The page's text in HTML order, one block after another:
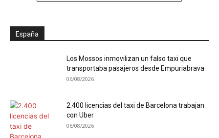
España
Los Mossos inmovilizan un falso taxi que
transportaba pasajeros desde Empuriabrava
06/08/2026
2.400 licencias del taxi de Barcelona trabajan
con Uber
06/08/2026